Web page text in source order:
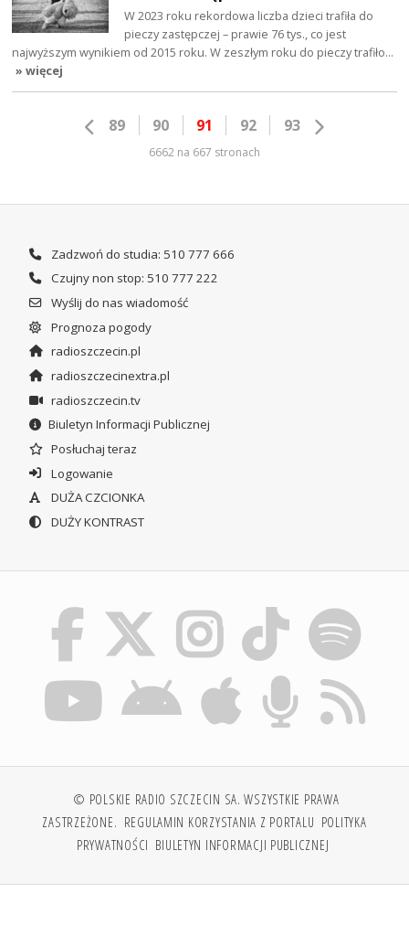
W 2023 roku rekordowa liczba dzieci trafiła do
pieczy zastępczej – prawie 76 tys., co jest
najwyższym wynikiem od 2015 roku. W zeszłym roku do pieczy trafiło…
» więcej
89 90 91 92 93
6662 na 667 stronach
Zadzwoń do studia: 510 777 666
Czujny non stop: 510 777 222
Wyślij do nas wiadomość
Prognoza pogody
radioszczecin.pl
radioszczecinextra.pl
radioszczecin.tv
Biuletyn Informacji Publicznej
Posłuchaj teraz
Logowanie
DUŻA CZCIONKA
DUŻY KONTRAST
© POLSKIE RADIO SZCZECIN SA. WSZYSTKIE PRAWA
ZASTRZEŻONE. REGULAMIN KORZYSTANIA Z PORTALU POLITYKA
PRYWATNOŚCI BIULETYN INFORMACJI PUBLICZNEJ